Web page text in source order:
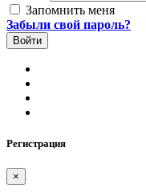
Запомнить меня
Забыли свой пароль?
Регистрация
×